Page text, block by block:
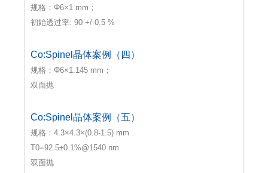
规格：Φ6×1 mm；
初始透过率: 90 +/-0.5 %
Co:Spinel晶体案例（四）
规格：Φ6×1.145 mm；
双面抛
Co:Spinel晶体案例（五）
规格：4.3×4.3×(0.8-1.5) mm
T0=92.5±0.1%@1540 nm
双面抛